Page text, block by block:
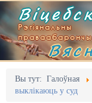
Рэгіянальны
Вы тут: Галоўная
выклікаюць у суд
Галоўная
Адміністрацыйны
Выданьні